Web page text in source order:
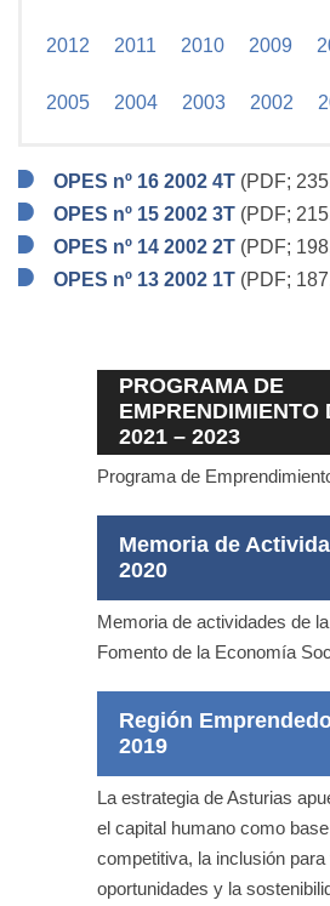
2012 2011 2010 2009
2005 2004 2003 2002
OPES nº 16 2002 4T (PDF;
OPES nº 15 2002 3T (PDF;
OPES nº 14 2002 2T (PDF;
OPES nº 13 2002 1T (PDF;
PROGRAMA DE
EMPRENDIMIENTO
2021 – 2023
Programa de
Memoria de
2020
Memoria de actividades de
Fomento de la Economía
Región
2019
La estrategia de Asturias
el capital humano como
competitiva, la inclusión
oportunidades y la